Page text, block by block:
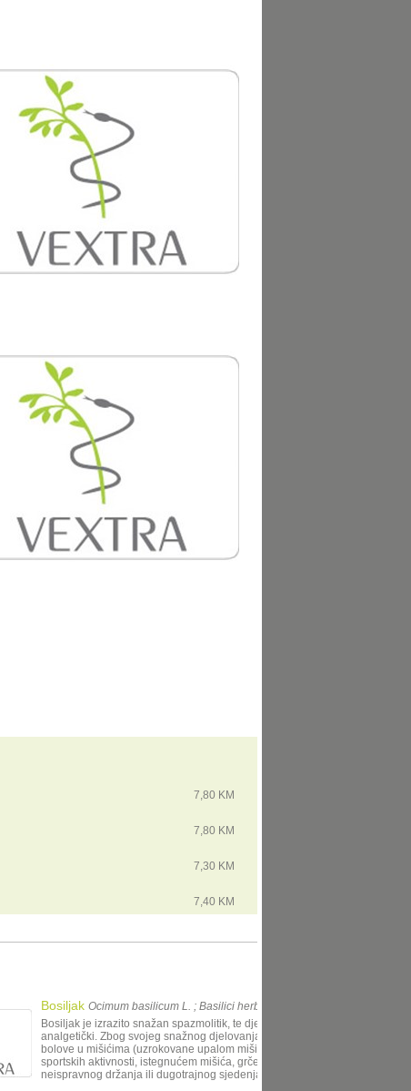
7,80 KM
7,80 KM
7,30 KM
7,40 KM
Bosiljak Ocimum basilicum L. ; Basilici herba
Bosiljak je izrazito snažan spazmolitik, te djeluje protuupalno i
analgetički. Zbog svojeg snažnog djelovanja, može ga se koristiti za
bolove u mišićima (uzrokovane upalom mišića nakon pretjeranih
sportskih aktivnosti, istegnućem mišića, grčeva mišića zbog
neispravnog držanja ili dugotrajnog sjedenja), kod glavobolja i m